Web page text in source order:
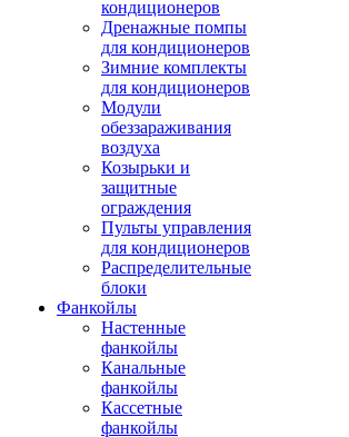
кондиционеров
Дренажные помпы
для кондиционеров
Зимние комплекты
для кондиционеров
Модули
обеззараживания
воздуха
Козырьки и
защитные
ограждения
Пульты управления
для кондиционеров
Распределительные
блоки
Фанкойлы
Настенные
фанкойлы
Канальные
фанкойлы
Кассетные
фанкойлы